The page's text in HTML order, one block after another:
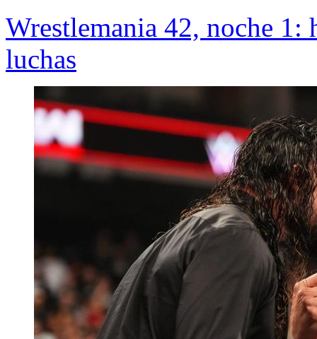
Wrestlemania 42, noche 1:
luchas